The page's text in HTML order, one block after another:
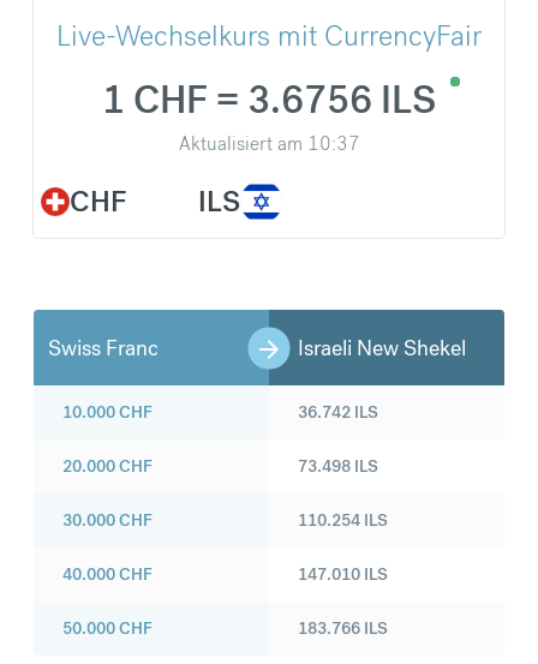
Live-Wechselkurs mit CurrencyFair
CHF
1 CHF = 3.6756 ILS
Aktualisiert am 10:37
ILS
Swiss Franc Israeli New Shekel
10.000CHF
20.000CHF
30.000CHF
40.000CHF
50.000CHF
36.742 ILS
73.498 ILS
110.254 ILS
147.010 ILS
183.766 ILS